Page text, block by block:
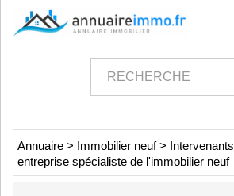
Annuaire > Immobilier neuf> Intervenants
entreprise spécialiste de l'immobilier neuf